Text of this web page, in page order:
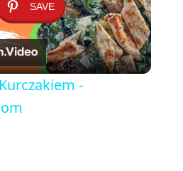
SAVE
P
l
-